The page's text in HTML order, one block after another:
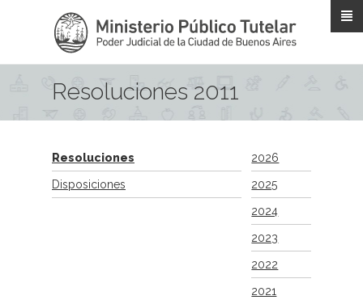
Resoluciones 2011
Resoluciones
Disposiciones
2026
2025
2024
2023
2022
2021